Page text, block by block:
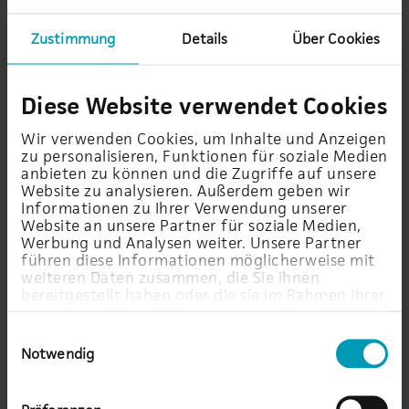
Zustimmung Details Über Cookies
Diese Website verwendet Cookies
Wir verwenden Cookies, um Inhalte und Anzeigen
zu personalisieren, Funktionen für soziale Medien
anbieten zu können und die Zugriffe auf unsere
Website zu analysieren. Außerdem geben wir
Informationen zu Ihrer Verwendung unserer
Website an unsere Partner für soziale Medien,
Werbung und Analysen weiter. Unsere Partner
führen diese Informationen möglicherweise mit
weiteren Daten zusammen, die Sie ihnen
bereitgestellt haben oder die sie im Rahmen Ihrer
Notwendig
Betroffenenrechte
Nach der Datenschutz-Grundverordnung stehen
Ihnen folgende Rechte zu:
Werden Ihre personenbezogenen Daten verarbeitet,
so haben Sie das Recht Auskunft seitens des
Verantwortlichen über die zu Ihrer Person
gespeicherten Daten zu erhalten (Art. 15 DSGVO).
verarbeitet werden, steht Ihnen ein Recht auf
Berichtigung zu (Art. 16 DSGVO).